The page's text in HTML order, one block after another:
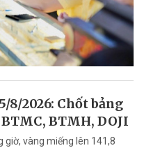
8/2026: Chốt bảng
BTMH, DOJI
giờ, vàng miếng lên 141,8